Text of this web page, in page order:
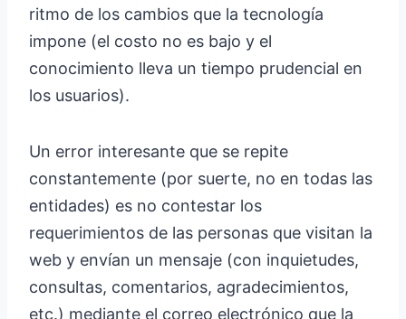
ritmo de los cambios que la tecnología
impone (el costo no es bajo y el
conocimiento lleva un tiempo prudencial en
los usuarios).
Un error interesante que se repite
constantemente (por suerte, no en todas las
entidades) es no contestar los
requerimientos de las personas que visitan la
web y envían un mensaje (con inquietudes,
consultas, comentarios, agradecimientos,
etc.) mediante el correo electrónico que la